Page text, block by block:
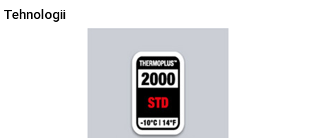
Tehnologii